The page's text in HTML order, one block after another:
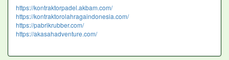
https://kontraktorpadel.akbam.com/
https://kontraktorolahragaindonesia.com/
https://pabrikrubber.com/
https://akasahadventure.com/